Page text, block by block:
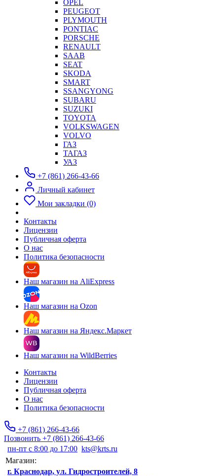
OPEL
PEUGEOT
PLYMOUTH
PONTIAC
PORSCHE
RENAULT
SAAB
SEAT
SKODA
SMART
SSANGYONG
SUBARU
SUZUKI
TOYOTA
VOLKSWAGEN
VOLVO
ГАЗ
ТАГАЗ
УАЗ
+7 (861) 266-43-66
Личный кабинет
Мои закладки (0)
Контакты
Лицензии
Публичная оферта
О нас
Политика безопасности
Наш магазин на AliExpress
Наш магазин на Ozon
Наш магазин на Яндекс.Маркет
Наш магазин на WildBerries
Контакты
Лицензии
Публичная оферта
О нас
Политика безопасности
+7 (861) 266-43-66
Позвонить +7 (861) 266-43-66
пн-пт с 8:00 до 17:00 kts@krts.ru
Магазин:
г. Краснодар, ул. Гидростроителей, 8